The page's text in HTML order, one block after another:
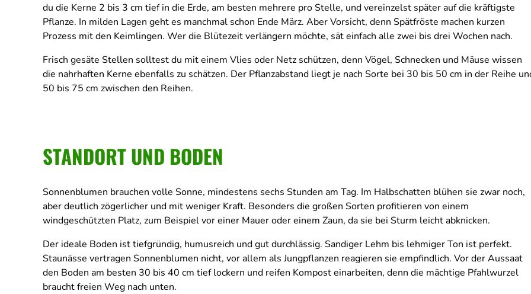
du die Kerne 2 bis 3 cm tief in die Erde, am besten mehrere pro Stelle, und vereinzelst später auf die kräftigste
Pflanze. In milden Lagen geht es manchmal schon Ende März. Aber Vorsicht, denn Spätfröste machen kurzen
Prozess mit den Keimlingen. Wer die Blütezeit verlängern möchte, sät einfach alle zwei bis drei Wochen nach.
Frisch gesäte Stellen solltest du mit einem Vlies oder Netz schützen, denn Vögel, Schnecken und Mäuse wissen
die nahrhaften Kerne ebenfalls zu schätzen. Der Pflanzabstand liegt je nach Sorte bei 30 bis 50 cm in der Reihe
50 bis 75 cm zwischen den Reihen.
STANDORT UND BODEN
Sonnenblumen brauchen volle Sonne, mindestens sechs Stunden am Tag. Im Halbschatten blühen sie zwar noch,
aber deutlich zögerlicher und mit weniger Kraft. Besonders die großen Sorten profitieren von einem
windgeschützten Platz, zum Beispiel vor einer Mauer oder einem Zaun, da sie bei Sturm leicht abknicken.
Der ideale Boden ist tiefgründig, humusreich und gut durchlässig. Sandiger Lehm bis lehmiger Ton ist perfekt.
Staunässe vertragen Sonnenblumen nicht, vor allem als Jungpflanzen reagieren sie empfindlich. Vor der Aussaat
den Boden am besten 30 bis 40 cm tief lockern und reifen Kompost einarbeiten, denn die mächtige Pfahlwurzel
braucht freien Weg nach unten.